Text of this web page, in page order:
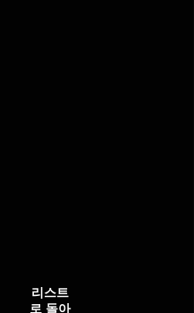
리 스트
로 돌아